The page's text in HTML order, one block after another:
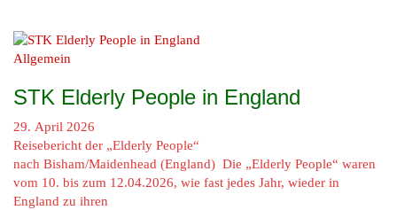
Allgemein
STK Elderly People in England
29. April 2026
Reisebericht der „Elderly People“
nach Bisham/Maidenhead (England) Die „Elderly People“ waren
vom 10. bis zum 12.04.2026, wie fast jedes Jahr, wieder in
England zu ihren